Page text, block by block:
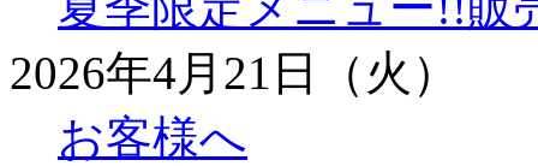
2026年4月21日（火）
お客様へ